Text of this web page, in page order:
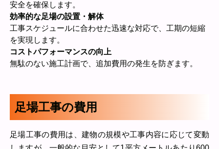
安全を確保します。
効率的な足場の設置・解体
工事スケジュールに合わせた迅速な対応で、工期の短縮
を実現します。
コストパフォーマンスの向上
無駄のない施工計画で、追加費用の発生を防ぎます。
足場工事の費用
足場工事の費用は、建物の規模や工事内容に応じて変動